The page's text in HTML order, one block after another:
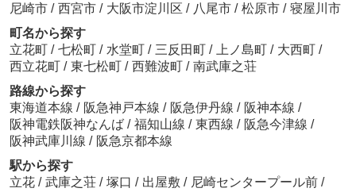
尼崎市 / 西宮市 / 大阪市淀川区 / 八尾市 / 松原市 / 寝屋川市
町名から探す
立花町 / 七松町 / 水堂町 / 三反田町 / 上ノ島町 / 大西町 /
西立花町 / 東七松町 / 西難波町 / 南武庫之荘
路線から探す
東海道本線 / 阪急神戸本線 / 阪急伊丹線 / 阪神本線 /
阪神電鉄阪神なんば / 福知山線 / 東西線 / 阪急今津線 /
阪神武庫川線 / 阪急京都本線
駅から探す
立花 / 武庫之荘 / 塚口 / 出屋敷 / 尼崎センタープール前 /